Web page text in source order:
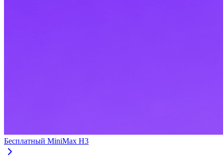
Бесплатный MiniMax H3